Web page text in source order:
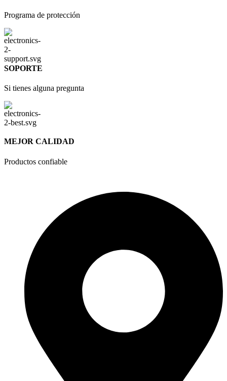
Programa de protección
SOPORTE
Si tienes alguna pregunta
MEJOR CALIDAD
Productos confiable